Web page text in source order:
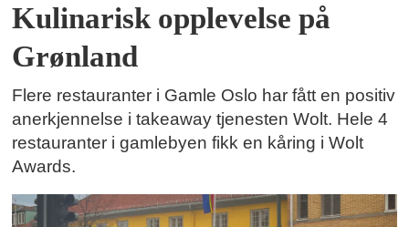
Kulinarisk opplevelse på
Grønland
Flere restauranter i Gamle Oslo har fått en positiv
anerkjennelse i takeaway tjenesten Wolt. Hele 4
restauranter i gamlebyen fikk en kåring i Wolt
Awards.